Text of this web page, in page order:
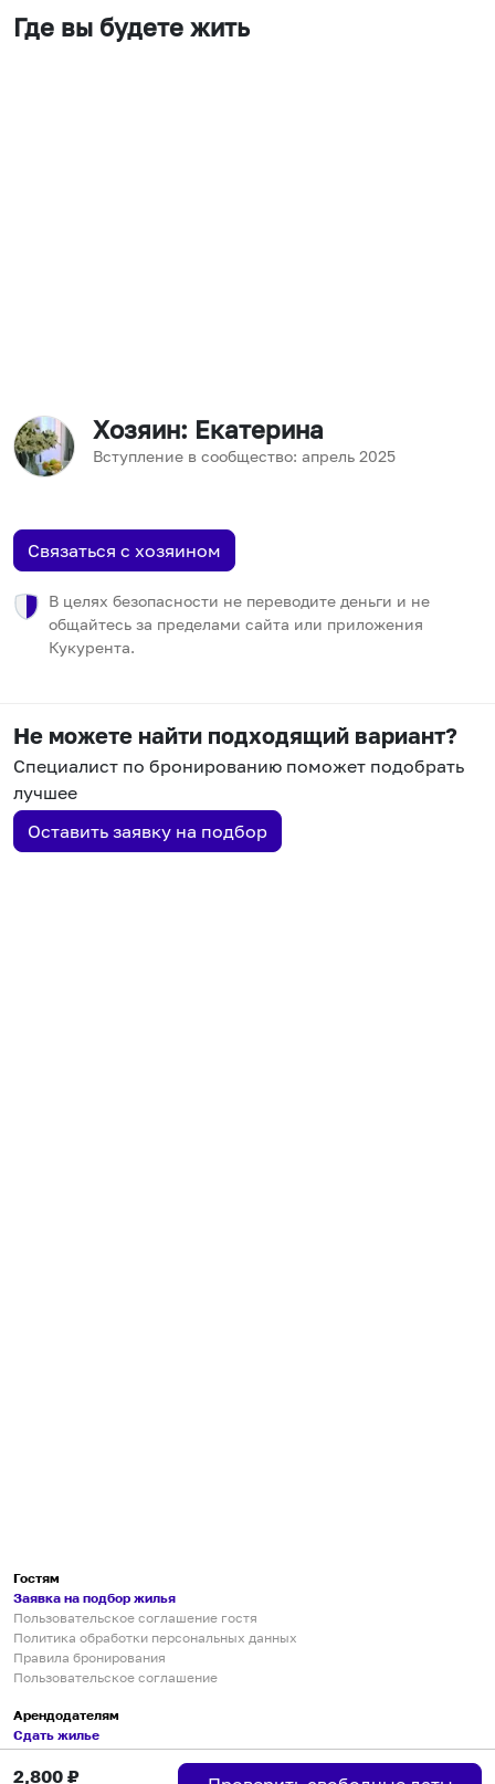
Где вы будете жить
Хозяин: Екатерина
Вступление в сообщество: апрель 2025
Связаться с хозяином
В целях безопасности не переводите деньги и не
общайтесь за пределами сайта или приложения
Кукурента.
Не можете найти подходящий вариант?
Специалист по бронированию поможет подобрать
лучшее
Оставить заявку на подбор
2,800 ₽
Гостям
Заявка на подбор жилья
Пользовательское соглашение гостя
Политика обработки персональных данных
Правила бронирования
Пользовательское соглашение
Арендодателям
Сдать жилье
Пользовательское соглашение
Правила публикации объявлений